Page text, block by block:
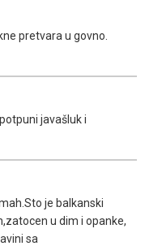
pretvara u govno.
javašluk i
je balkanski
u dim i opanke,
sa